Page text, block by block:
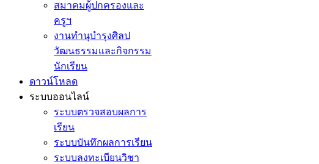
สมาคมผู้ปกครองและ
ครูฯ
งานทำนุบำรุงศิลป
วัฒนธรรมและกิจกรรม
นักเรียน
ดาวน์โหลด
ระบบออนไลน์
ระบบตรวจสอบผลการ
เรียน
ระบบบันทึกผลการเรียน
ระบบลงทะเบียนวิชา